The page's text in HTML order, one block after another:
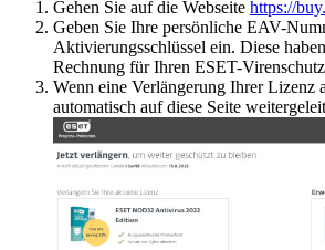
Gehen Sie auf die Webseite https://
Geben Sie Ihre persönliche EAV-
Aktivierungsschlüssel ein. Diese
Rechnung für Ihren ESET-
Wenn eine Verlängerung Ihrer Lizenz
automatisch auf diese Seite